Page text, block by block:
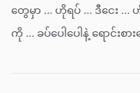
တွေမှာ … ဟိုရပ် … ဒီငေး …
ကို … ခပ်ပေါပေါနဲ့ ရောင်းစာ